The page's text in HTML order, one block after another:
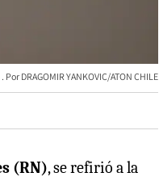
DRAGOMIR YANKOVIC/ATON CHILE
(RN), se refirió a la